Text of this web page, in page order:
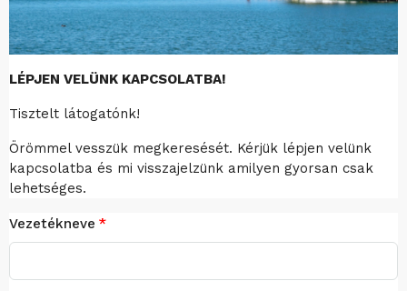
LÉPJEN VELÜNK KAPCSOLATBA!
Tisztelt látogatónk!
Örömmel vesszük megkeresését. Kérjük lépjen velünk
kapcsolatba és mi visszajelzünk amilyen gyorsan csak
lehetséges.
Vezetékneve